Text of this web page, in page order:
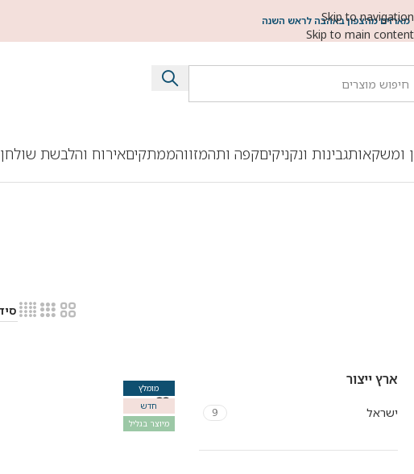
Skip to navigation
Skip to main content
מארזים מהצפון באהבה לראש השנה
ומשקאותגבינות ונקניקיםקפה ותהמזווהממתקיםאירוח והלבשת שולחן
ארץ ייצור
ישראל 9
מומלץ
חדש
מיוצר בגליל